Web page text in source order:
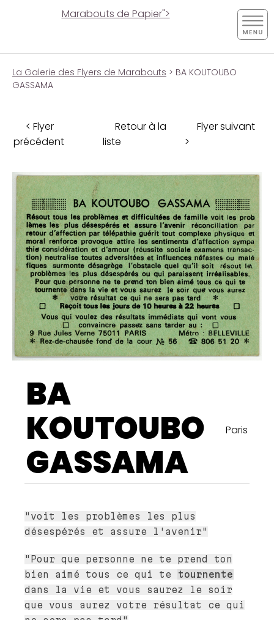
Marabouts de Papier">
La Galerie des Flyers de Marabouts > BA KOUTOUBO
GASSAMA
< Flyer
précédent
Retour à la
liste
Flyer suivant
>
BA
KOUTOUBO
GASSAMA
Paris
"voit les problèmes les plus
désespérés et assure l'avenir"
"Pour que personne ne te prend ton
bien aimé tous ce qui te
tournente
dans la vie et vous saurez le soir
que vous aurez votre résultat ce qui